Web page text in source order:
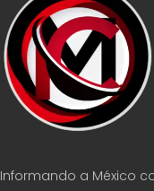
Informando a México